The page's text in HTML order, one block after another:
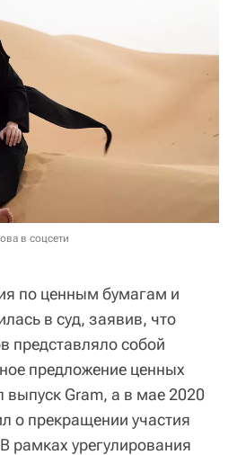
в соцсети
по ценным бумагам и
в суд, заявив, что
представляло собой
предложение ценных
выпуск Gram, а в мае 2020
о прекращении участия
рамках урегулирования